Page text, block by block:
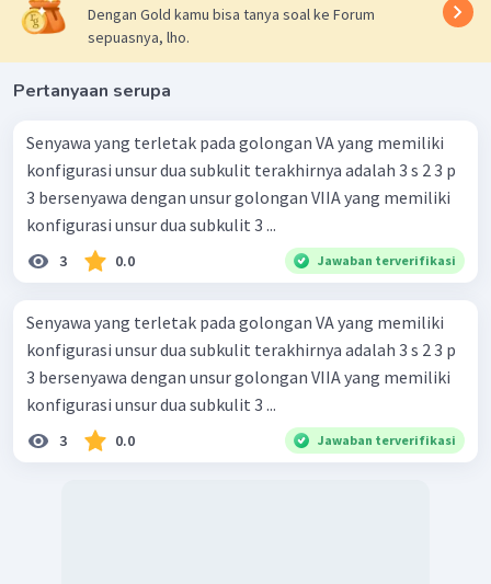
Dengan Gold kamu bisa tanya soal ke Forum
sepuasnya, lho.
Pertanyaan serupa
Senyawa yang terletak pada golongan VA yang memiliki
konfigurasi unsur dua subkulit terakhirnya adalah 3 s 2 3 p
3 bersenyawa dengan unsur golongan VIIA yang memiliki
konfigurasi unsur dua subkulit 3 ...
3 0.0 Jawaban terverifikasi
Senyawa yang terletak pada golongan VA yang memiliki
konfigurasi unsur dua subkulit terakhirnya adalah 3 s 2 3 p
3 bersenyawa dengan unsur golongan VIIA yang memiliki
konfigurasi unsur dua subkulit 3 ...
3 0.0 Jawaban terverifikasi